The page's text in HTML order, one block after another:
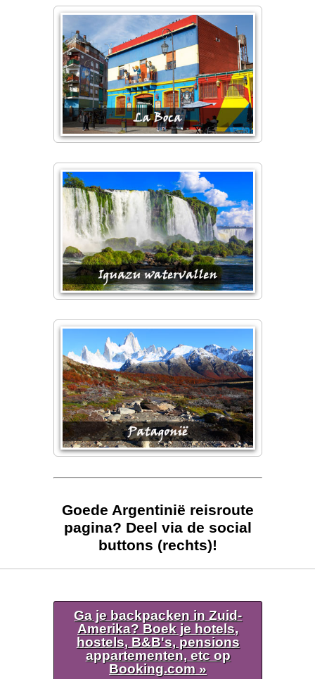
Goede Argentinië reisroute
pagina? Deel via de social
buttons (rechts)!
Ga je backpacken in Zuid-
Amerika? Boek je hotels,
hostels, B&B's, pensions
appartementen, etc op
Booking.com »